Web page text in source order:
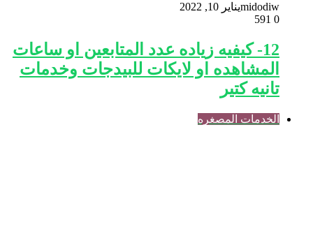
midodiwيناير 10, 2022
0
12- كيفيه زياده عدد المتابعين او ساعات
المشاهده او لايكات للبيدجات وخدمات
تانيه كتير
الخدمات المصغره